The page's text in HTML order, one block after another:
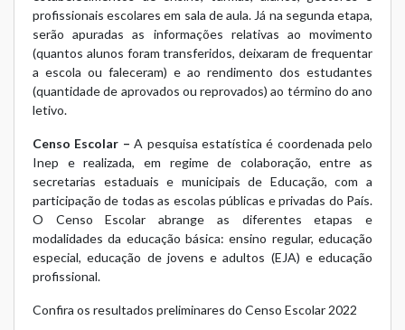
profissionais escolares em sala de aula. Já na segunda etapa,
serão apuradas as informações relativas ao movimento
(quantos alunos foram transferidos, deixaram de frequentar
a escola ou faleceram) e ao rendimento dos estudantes
(quantidade de aprovados ou reprovados) ao término do ano
letivo.
Censo Escolar – A pesquisa estatística é coordenada pelo
Inep e realizada, em regime de colaboração, entre as
secretarias estaduais e municipais de Educação, com a
participação de todas as escolas públicas e privadas do País.
O Censo Escolar abrange as diferentes etapas e
modalidades da educação básica: ensino regular, educação
especial, educação de jovens e adultos (EJA) e educação
profissional.
Confira os resultados preliminares do Censo Escolar 2022